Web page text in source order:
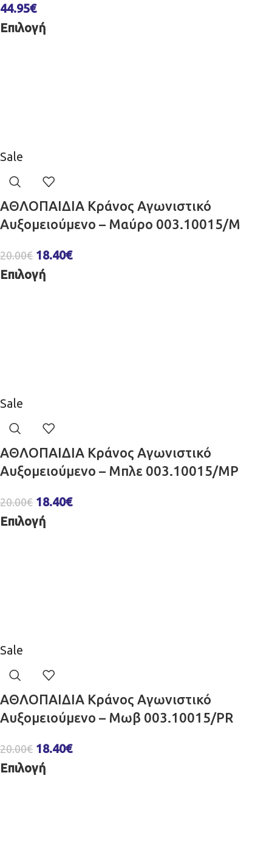
44.95€
Επιλογή
Sale
ΑΘΛΟΠΑΙΔΙΑ Κράνος Aγωνιστικό
Αυξομειούμενο – Μαύρο 003.10015/M
20.00€ 18.40€
Επιλογή
Sale
ΑΘΛΟΠΑΙΔΙΑ Κράνος Aγωνιστικό
Αυξομειούμενο – Μπλε 003.10015/MP
20.00€ 18.40€
Επιλογή
Sale
ΑΘΛΟΠΑΙΔΙΑ Κράνος Aγωνιστικό
Αυξομειούμενο – Μωβ 003.10015/PR
20.00€ 18.40€
Επιλογή